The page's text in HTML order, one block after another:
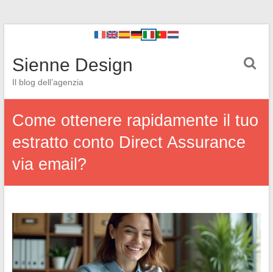
Sienne Design
Il blog dell’agenzia
Come ottenere rapidamente il tuo
estratto conto Direct Assurance
via email?